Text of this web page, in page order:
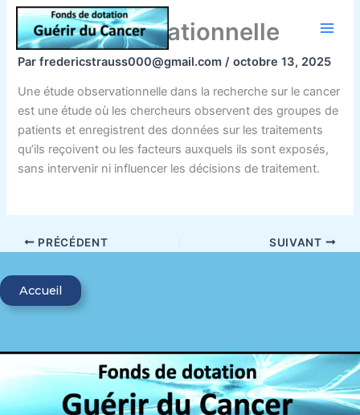
Aller
contenu
étude observationnelle
Parfredericstrauss000@gmail.com/octobre 13, 2025
Une étude observationnelle dans la recherche sur le cancer
est une étude où les chercheurs observent des groupes de
patients et enregistrent des données sur les traitements
qu’ils reçoivent ou les facteurs auxquels ils sont exposés,
sans intervenir ni influencer les décisions de traitement.
PRÉCÉDENT SUIVANT
Accueil